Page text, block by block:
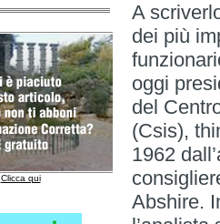
Clicca qui
A
dei più
oggi
del
(Csis),
1962
Abshire.